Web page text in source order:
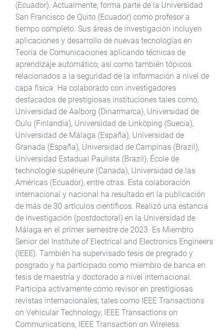
(Ecuador). Actualmente, forma parte de la Universidad
San Francisco de Quito (Ecuador) como profesor a
tiempo completo. Sus áreas de investigación incluyen
aplicaciones y desarrollo de nuevas tecnologías en
Teoría de Comunicaciones aplicando técnicas de
aprendizaje automático; así como también tópicos
relacionados a la seguridad de la información a nivel de
capa física. Ha colaborado con investigadores
destacados de prestigiosas instituciones tales como,
Universidad de Aalborg (Dinarmarca), Universidad de
Oulu (Finlandia), Universidad de Linköping (Suecia),
Universidad de Málaga (España), Universidad de
Granada (España), Universidad de Campinas (Brazil),
Universidad Estadual Paulista (Brazil), École de
technologie supérieure (Canada), Universidad de las
Américas (Ecuador), entre otras. Esta colaboración
internacional y nacional ha resultado en la publicación
de más de 30 artículos científicos. Realizó una estancia
de investigación (postdoctoral) en la Universidad de
Málaga en el primer semestre de 2023. Es Miembro
Senior del Institute of Electrical and Electronics Engineers
(IEEE). También ha supervisado tesis de pregrado y
posgrado y ha participado como miembro de banca en
tesis de maestría y doctorado a nivel internacional.
Participa activamente como revisor en prestigiosas
revistas internacionales, tales como IEEE Transactions
on Vehicular Technology, IEEE Transactions on
Communications, IEEE Transaction on Wireless